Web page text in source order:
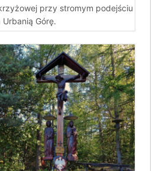
przy stromym podejściu
Urbanią Górę.